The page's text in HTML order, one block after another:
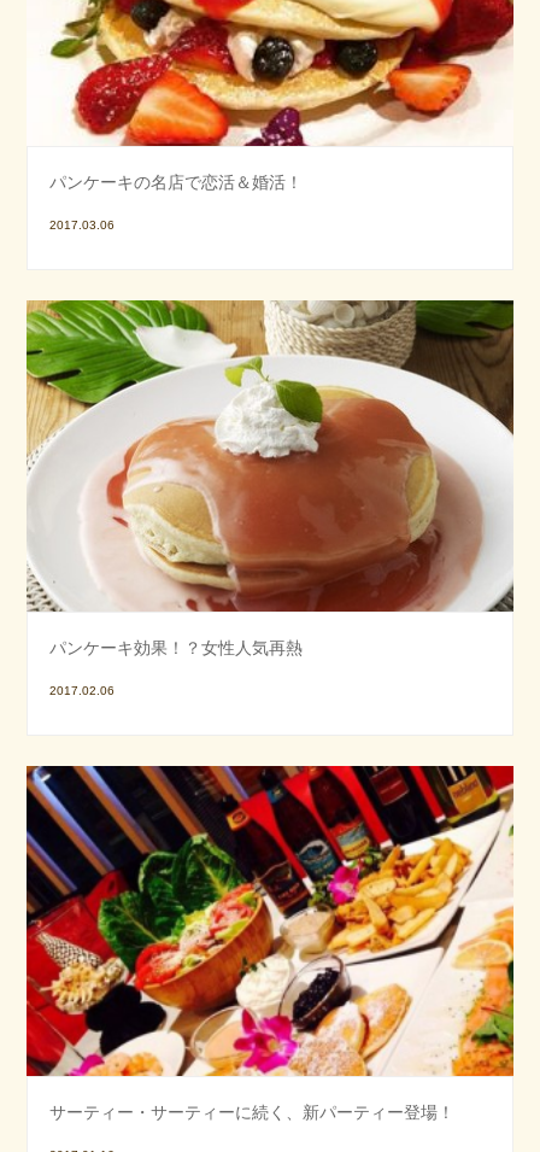
パンケーキの名店で恋活＆婚活！
2017.03.06
パンケーキ効果！？女性人気再熱
2017.02.06
サーティー・サーティーに続く、新パーティー登場！